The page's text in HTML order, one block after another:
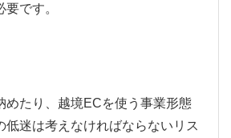
です。
めたり、越境ECを使う事業形態
低迷は考えなければならないリス